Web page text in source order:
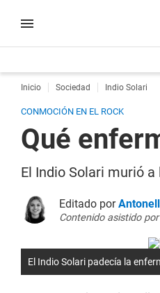
Inicio Sociedad Indio Solari
CONMOCIÓN EN EL ROCK
Qué
El Indio Solari murió
Editado por
Contenido asistido
El Indio Solari padecía la